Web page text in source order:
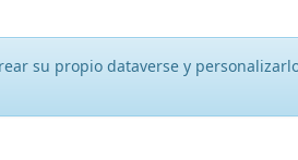
su propio dataverse y